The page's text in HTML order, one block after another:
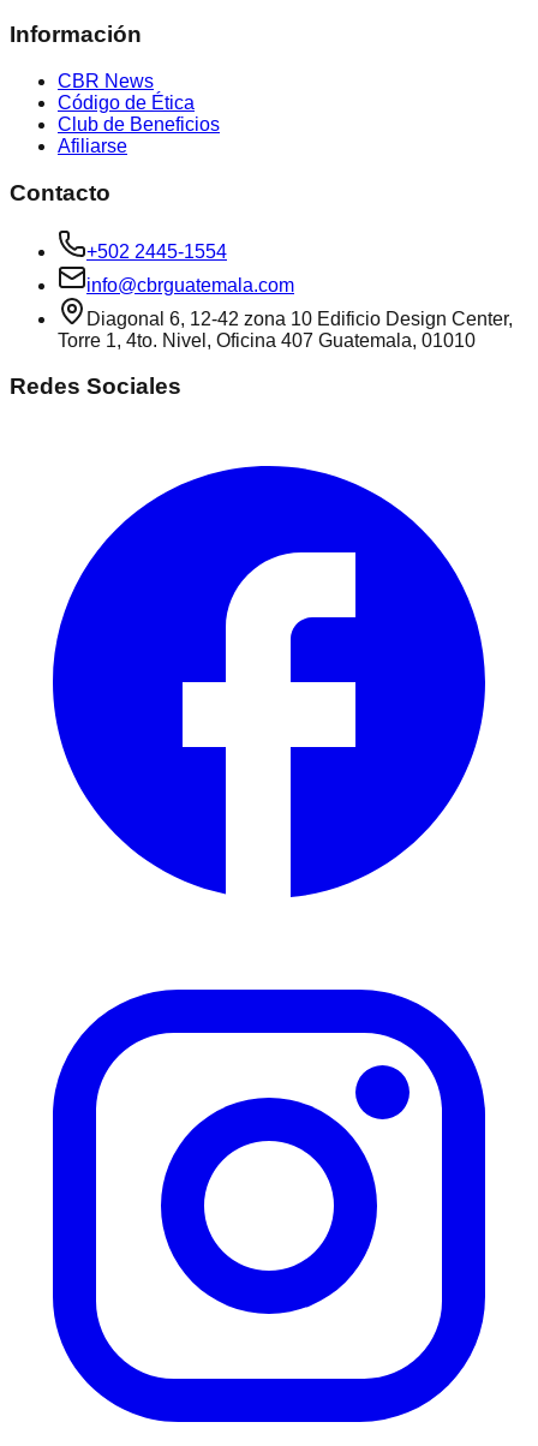
Información
CBR News
Código de Ética
Club de Beneficios
Afiliarse
Contacto
+502 2445-1554
info@cbrguatemala.com
Diagonal 6, 12-42 zona 10 Edificio Design Center,
Torre 1, 4to. Nivel, Oficina 407 Guatemala, 01010
Redes Sociales